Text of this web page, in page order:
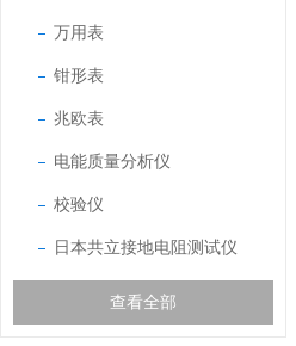
万用表
钳形表
兆欧表
电能质量分析仪
校验仪
日本共立接地电阻测试仪
查看全部